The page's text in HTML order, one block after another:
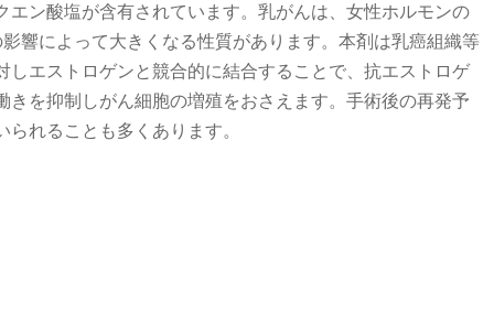
エン酸塩が含有されています。乳がんは、女性ホルモンの
響によって大きくなる性質があります。本剤は乳癌組織等
しエストロゲンと競合的に結合することで、抗エストロゲ
きを抑制しがん細胞の増殖をおさえます。手術後の再発予
れることも多くあります。